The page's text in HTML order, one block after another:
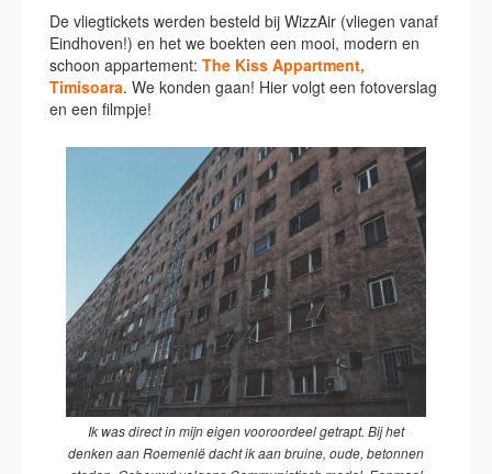
De vliegtickets werden besteld bij WizzAir (vliegen vanaf
Eindhoven!) en het we boekten een mooi, modern en
schoon appartement: The Kiss Appartment,
Timisoara. We konden gaan! Hier volgt een fotoverslag
en een filmpje!
Ik was direct in mijn eigen vooroordeel getrapt. Bij het
denken aan Roemenië dacht ik aan bruine, oude, betonnen